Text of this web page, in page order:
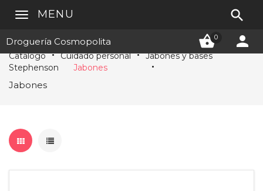
Droguería Cosmopolita 0 
MENU 
Catálogo Cuidado personal
Jabones y bases
Stephenson
Jabones
Jabones